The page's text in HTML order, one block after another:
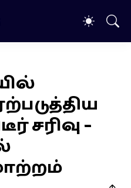
சரிவு –